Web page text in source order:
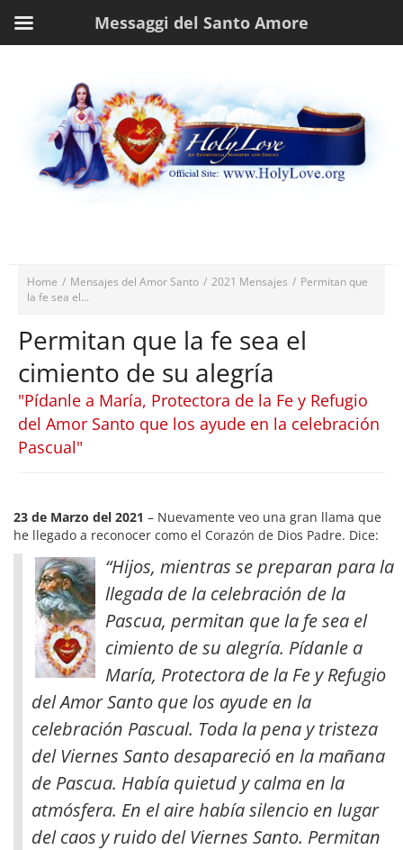
Home / Mensajes del Amor Santo / 2021 Mensajes / Permitan que
la fe sea el...
Permitan que la fe sea el
cimiento de su alegría
"Pídanle a María, Protectora de la Fe y Refugio
del Amor Santo que los ayude en la celebración
Pascual"
23 de Marzo del 2021 – Nuevamente veo una gran llama que
he llegado a reconocer como el Corazón de Dios Padre. Dice:
“Hijos, mientras se preparan para la
llegada de la celebración de la
Pascua, permitan que la fe sea el
cimiento de su alegría. Pídanle a
María, Protectora de la Fe y Refugio
del Amor Santo que los ayude en la
celebración Pascual. Toda la pena y tristeza
del Viernes Santo desapareció en la mañana
de Pascua. Había quietud y calma en la
atmósfera. En el aire había silencio en lugar
del caos y ruido del Viernes Santo. Permitan
Messaggi del Santo Amore